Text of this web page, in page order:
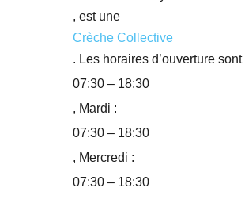
, est une
Crèche Collective
. Les horaires d’ouverture
07:30 – 18:30
, Mardi :
07:30 – 18:30
, Mercredi :
07:30 – 18:30